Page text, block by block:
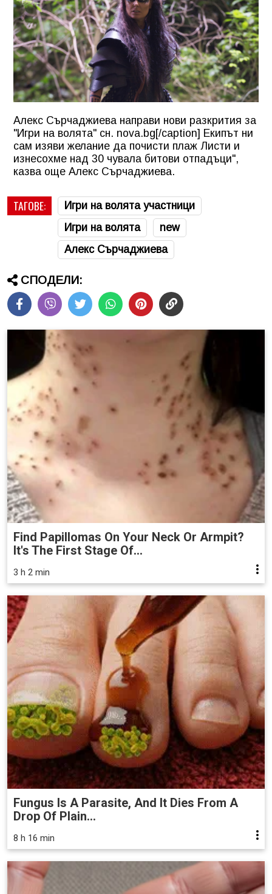
Алекс Сърчаджиева направи нови разкрития за
"Игри на волята" сн. nova.bg[/caption] Екипът ни
сам изяви желание да почисти плаж Листи и
изнесохме над 30 чувала битови отпадъци",
казва още Алекс Сърчаджиева.
ТАГОВЕ:
Игри на волята участници
Игри на волята
new
Алекс Сърчаджиева
СПОДЕЛИ:
Find Papillomas On Your Neck Or Armpit?
It's The First Stage Of...
3 h 2 min
Fungus Is A Parasite, And It Dies From A
Drop Of Plain...
8 h 16 min